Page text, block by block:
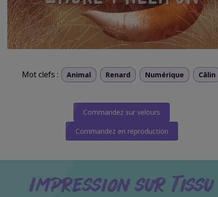
Mot clefs : Animal Renard Numérique Câlin
Commandez sur velours
Commandez en reproduction
Impression sur Tissu